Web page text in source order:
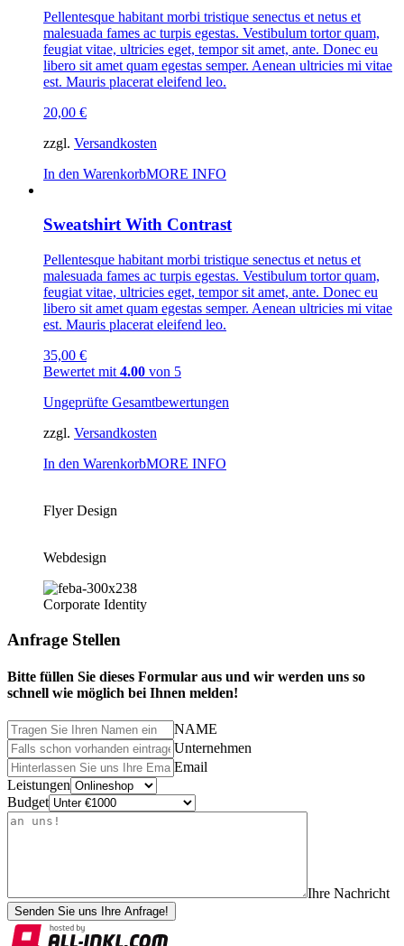
Pellentesque habitant morbi tristique senectus et netus et
malesuada fames ac turpis egestas. Vestibulum tortor quam,
feugiat vitae, ultricies eget, tempor sit amet, ante. Donec eu
libero sit amet quam egestas semper. Aenean ultricies mi vitae
est. Mauris placerat eleifend leo.
20,00 €
zzgl. Versandkosten
In den WarenkorbMORE INFO
Sweatshirt With Contrast
Pellentesque habitant morbi tristique senectus et netus et
malesuada fames ac turpis egestas. Vestibulum tortor quam,
feugiat vitae, ultricies eget, tempor sit amet, ante. Donec eu
libero sit amet quam egestas semper. Aenean ultricies mi vitae
est. Mauris placerat eleifend leo.
35,00 €
Bewertet mit 4.00 von 5
Ungeprüfte Gesamtbewertungen
zzgl. Versandkosten
In den WarenkorbMORE INFO
Flyer Design
Webdesign
Corporate Identity
Anfrage Stellen
Bitte füllen Sie dieses Formular aus und wir werden uns so
schnell wie möglich bei Ihnen melden!
NAME
Unternehmen
Email
Leistungen
Budget
Ihre Nachricht
Senden Sie uns Ihre Anfrage!